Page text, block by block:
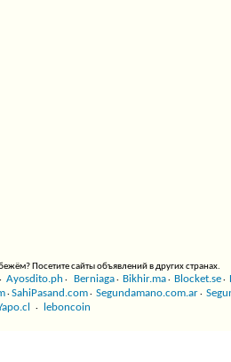
Посетите сайты объявлений в других странах.
· Ayosdito.ph · Berniaga· Bikhir.ma· Blocket.se·
· SahiPasand.com· Segundamano.com.ar·
· leboncoin